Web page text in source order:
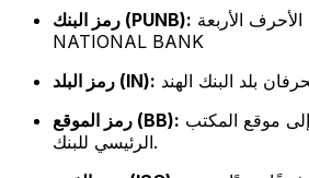
رمز البنك (PUNB):
NATIONAL BANK
رمز البلد (IN):
رمز الموقع (BB):
الرئيسي للبنك.